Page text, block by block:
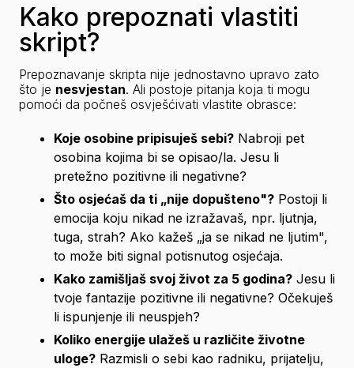
Kako prepoznati vlastiti
skript?
Prepoznavanje skripta nije jednostavno upravo zato
što je nesvjestan. Ali postoje pitanja koja ti mogu
pomoći da počneš osvješćivati vlastite obrasce:
Koje osobine pripisuješ sebi? Nabroji pet
osobina kojima bi se opisao/la. Jesu li
pretežno pozitivne ili negativne?
Što osjećaš da ti „nije dopušteno"? Postoji li
emocija koju nikad ne izražavaš, npr. ljutnja,
tuga, strah? Ako kažeš „ja se nikad ne ljutim",
to može biti signal potisnutog osjećaja.
Kako zamišljaš svoj život za 5 godina? Jesu li
tvoje fantazije pozitivne ili negativne? Očekuješ
li ispunjenje ili neuspjeh?
Koliko energije ulažeš u različite životne
uloge? Razmisli o sebi kao radniku, prijatelju,